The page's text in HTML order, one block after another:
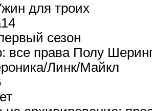
для троих
сезон
все права Полу
Линк/Майкл